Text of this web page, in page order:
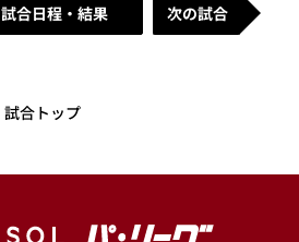
試合日程・結果 次の試合
試合トップ